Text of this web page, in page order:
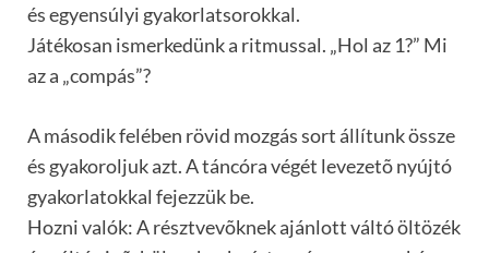
és egyensúlyi gyakorlatsorokkal.
Játékosan ismerkedünk a ritmussal. „Hol az 1?” Mi
az a „compás”?
A második felében rövid mozgás sort állítunk össze
és gyakoroljuk azt. A táncóra végét levezetõ nyújtó
gyakorlatokkal fejezzük be.
Hozni valók: A résztvevõknek ajánlott váltó öltözék